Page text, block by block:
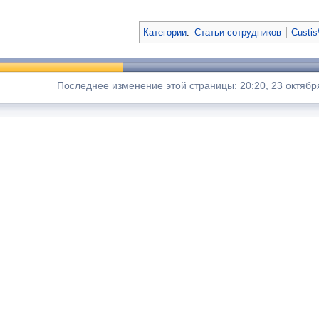
Категории: Статьи сотрудников
Последнее изменение этой страницы: 20:20, 23